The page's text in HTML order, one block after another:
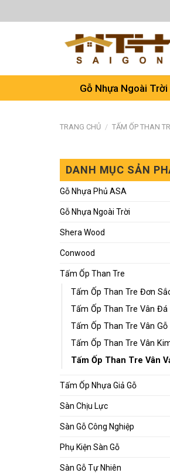
đến
Gỗ Nhựa Ngoài Trời
TRANG CHỦ / TẤM ỐP THAN
DANH MỤC SẢN
Gỗ Nhựa Phủ ASA
Gỗ Nhựa Ngoài Trời
Shera Wood
Conwood
Tấm Ốp Than Tre
Tấm Ốp Than Tre Đơn
Tấm Ốp Than Tre Vân Đá
Tấm Ốp Than Tre Vân Gỗ
Tấm Ốp Than Tre Vân
Tấm Ốp Than Tre Vân
Tấm Ốp Nhựa Giả Gỗ
Sàn Chịu Lực
Sàn Gỗ Công Nghiệp
Phụ Kiện Sàn Gỗ
Sàn Gỗ Tự Nhiên